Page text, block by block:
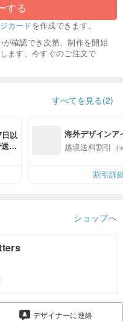
する
カードを作成できます。
確認でき次第、制作を開始
ます。今すぐのご注文で
すべてを見る(2)
日以
料
海外デザインア
入
越境送料割引（
割引詳
ショップへ
デザイナーに連絡